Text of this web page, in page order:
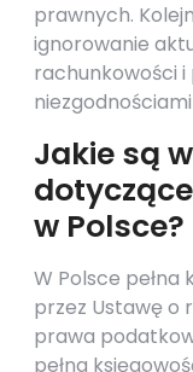
prawnych.
ignorowanie
rachunkowości
Jakie są
w Polsce?
W Polsce pełna
przez Ustawę o
prawa
pełna